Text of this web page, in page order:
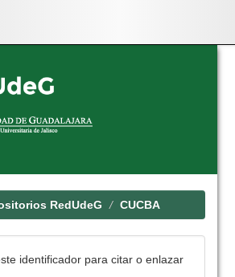
RedUdeG CUCBA
identificador para citar o enlazar